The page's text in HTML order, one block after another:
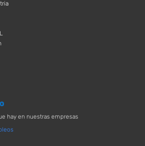
hay en nuestras empresas